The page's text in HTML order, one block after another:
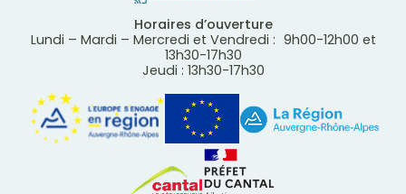
Horaires d’ouverture
Lundi – Mardi – Mercredi et Vendredi : 9h00-12h00 et
13h30-17h30
Jeudi : 13h30-17h30